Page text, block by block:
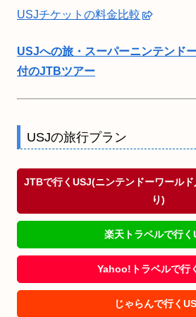
USJチケットの料金比較
USJへの旅・スーパーニンテンド
付のJTBツアー
USJの旅行プラン
JTBで行くUSJ(ニンテンドーワール
り)
楽天トラベルで行く
Yahoo!トラベルで行
じゃらんで行く